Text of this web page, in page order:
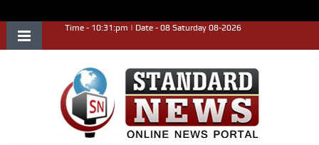
Time - 10:31:pm | Date - 08 Saturday 08-2026